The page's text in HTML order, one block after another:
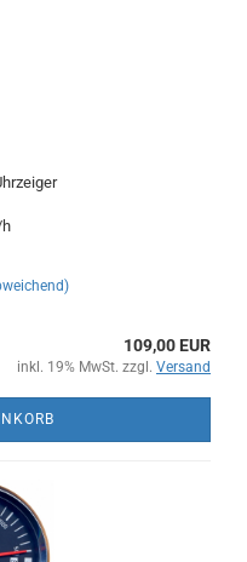
109,00 EUR
inkl. 19% MwSt. zzgl. Versand